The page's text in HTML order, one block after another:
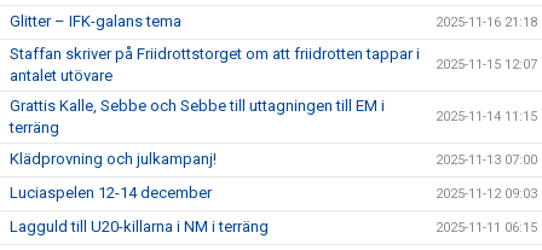
Glitter – IFK-galans tema 2025-11-16 21:18
Staffan skriver på Friidrottstorget om att friidrotten tappar i
antalet utövare
2025-11-15 12:07
Grattis Kalle, Sebbe och Sebbe till uttagningen till EM i
terräng
2025-11-14 11:15
Klädprovning och julkampanj! 2025-11-13 07:00
Luciaspelen 12-14 december 2025-11-12 09:03
Lagguld till U20-killarna i NM i terräng 2025-11-11 06:15